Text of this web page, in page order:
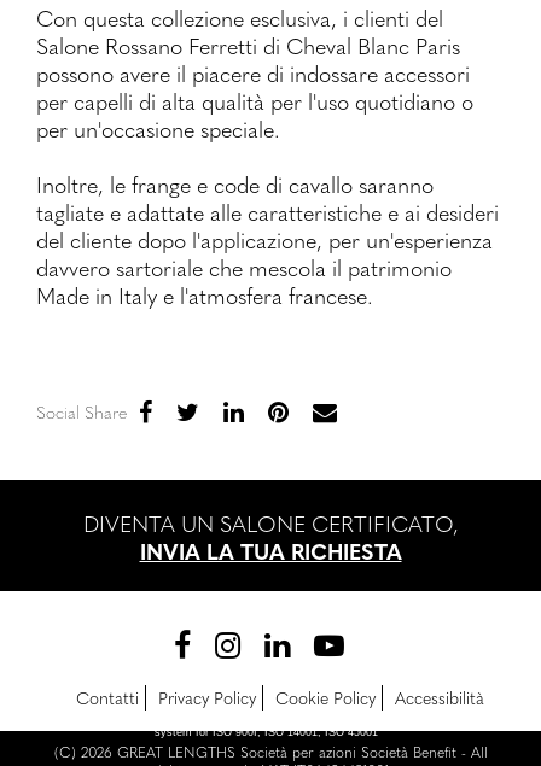
Con questa collezione esclusiva, i clienti del
Salone Rossano Ferretti di Cheval Blanc Paris
possono avere il piacere di indossare accessori
per capelli di alta qualità per l'uso quotidiano o
per un'occasione speciale.
Inoltre, le frange e code di cavallo saranno
tagliate e adattate alle caratteristiche e ai desideri
del cliente dopo l'applicazione, per un'esperienza
davvero sartoriale che mescola il patrimonio
Made in Italy e l'atmosfera francese.
Social Share
DIVENTA UN SALONE CERTIFICATO,
INVIA LA TUA RICHIESTA
Contatti Privacy Policy Cookie Policy Accessibilità
(C) 2026 GREAT LENGTHS Società per azioni Società Benefit - All
system for ISO 900I, ISO 14001, ISO 45001